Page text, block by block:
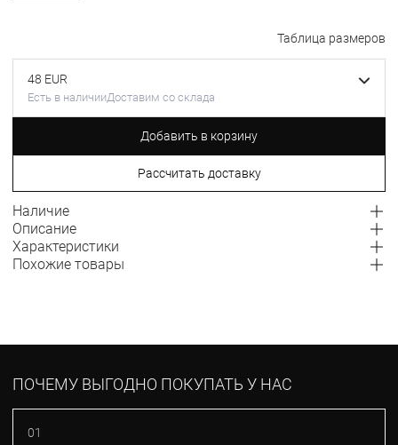
Таблица размеров
48 EUR
Есть в наличииДоставим со склада
Добавить в корзину
Рассчитать доставку
Наличие
Описание
Характеристики
Похожие товары
ПОЧЕМУ ВЫГОДНО ПОКУПАТЬ У НАС
01